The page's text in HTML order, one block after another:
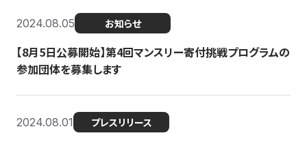
2024.08.05 お知らせ
【8月5日公募開始】第4回マンスリー寄付挑戦プログラムの
参加団体を募集します
2024.08.01 プレスリリース